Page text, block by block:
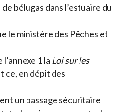
bélugas dans l’estuaire du
le ministère des Pêches et
1 la Loi sur les
ce, en dépit des
un passage sécuritaire